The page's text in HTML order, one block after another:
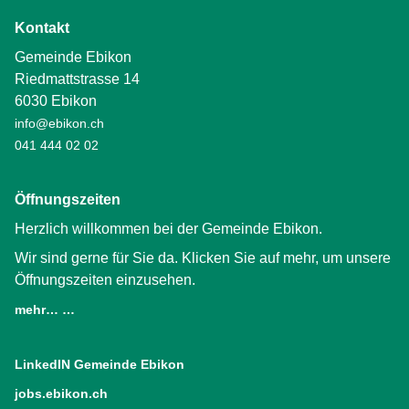
Kontakt
Gemeinde Ebikon
Riedmattstrasse 14
6030 Ebikon
info@ebikon.ch
041 444 02 02
Öffnungszeiten
Herzlich willkommen bei der Gemeinde Ebikon.
Wir sind gerne für Sie da. Klicken Sie auf mehr, um unsere
Öffnungszeiten einzusehen.
mehr… …
LinkedIN Gemeinde Ebikon
jobs.ebikon.ch